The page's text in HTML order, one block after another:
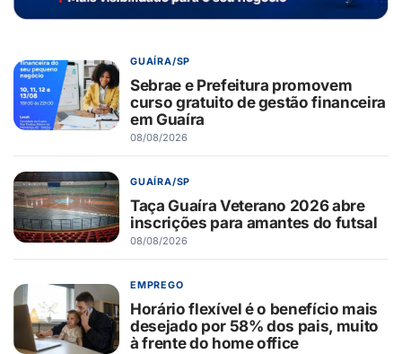
GUAÍRA/SP
Sebrae e Prefeitura promovem
curso gratuito de gestão financeira
em Guaíra
08/08/2026
GUAÍRA/SP
Taça Guaíra Veterano 2026 abre
inscrições para amantes do futsal
08/08/2026
EMPREGO
Horário flexível é o benefício mais
desejado por 58% dos pais, muito
à frente do home office